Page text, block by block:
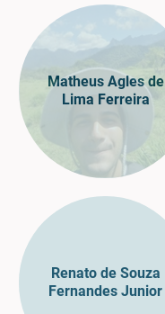
Matheus Agles de
Lima Ferreira
Renato de Souza
Fernandes Junior